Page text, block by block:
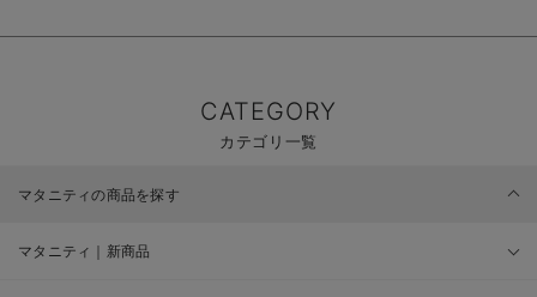
CATEGORY
カテゴリ一覧
マタニティの商品を探す
マタニティ｜新商品